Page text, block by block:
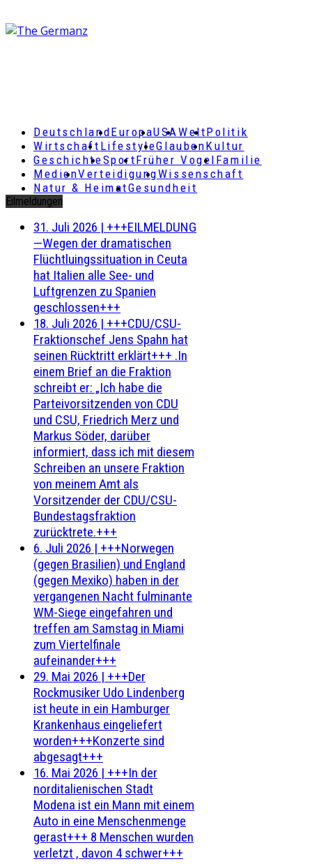
DeutschlandEuropaUSAWeltPolitik
Wirtschaft LifestyleGlaubenKultur
GeschichteSportFrüher Vogel Familie
MedienVerteidigungWissenschaft
Natur & HeimatGesundheit
Eilmeldungen
31. Juli 2026 | +++EILMELDUNG
—Wegen der dramatischen
Flüchtluingssituation in Ceuta
hat Italien alle See- und
Luftgrenzen zu Spanien
geschlossen+++
18. Juli 2026 | +++CDU/CSU-
Fraktionschef Jens Spahn hat
seinen Rücktritt erklärt+++ .In
einem Brief an die Fraktion
schreibt er: „Ich habe die
Parteivorsitzenden von CDU
und CSU, Friedrich Merz und
Markus Söder, darüber
informiert, dass ich mit diesem
Schreiben an unsere Fraktion
von meinem Amt als
Vorsitzender der CDU/CSU-
Bundestagsfraktion
zurücktrete.+++
6. Juli 2026 | +++Norwegen
(gegen Brasilien) und England
(gegen Mexiko) haben in der
vergangenen Nacht fulminante
WM-Siege eingefahren und
treffen am Samstag in Miami
zum Viertelfinale
aufeinander+++
29. Mai 2026 | +++Der
Rockmusiker Udo Lindenberg
ist heute in ein Hamburger
Krankenhaus eingeliefert
worden+++Konzerte sind
abgesagt+++
16. Mai 2026 | +++In der
norditalienischen Stadt
Modena ist ein Mann mit einem
Auto in eine Menschenmenge
gerast+++ 8 Menschen wurden
verletzt , davon 4 schwer+++